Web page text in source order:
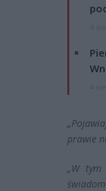
prawie
„W